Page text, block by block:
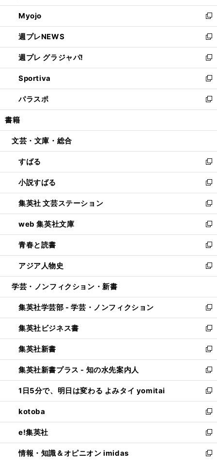
開
く
ウ
で
開
く
ン
ド
ウ
で
開
く
ウ
ィ
ン
ド
ウ
で
開
く
Myojo
新
し
い
ウ
ィ
ン
ド
ウ
で
開
週プレNEWS
新
し
い
ウ
ィ
ン
ド
ウ
開
週プレ グラジャパ!
新
し
い
ウ
ィ
ン
ウ
開
く
Sportiva
新
し
い
ウ
ン
ウ
で
開
く
パラスポ
新
し
ウ
ン
ド
ウ
で
開
く
書籍
文芸・文庫・総合
すばる
新
し
い
ウ
ィ
ン
ド
ウ
で
開
く
小説すばる
新
し
い
ウ
ィ
ン
ド
ウ
で
開
集英社 文芸ステーション
新
し
い
ウ
ィ
ン
ド
ウ
開
く
web 集英社文庫
新
し
い
ウ
ィ
ン
ウ
で
開
く
青春と読書
新
し
い
ウ
ン
ド
ウ
で
開
く
アジア人物史
新
し
ウ
ィ
ン
ド
ウ
で
開
く
学芸・ノンフィクション・新書
集英社学芸部 - 学芸・ノンフィクション
新
し
い
ウ
ィ
ン
ド
ウ
で
開
く
集英社ビジネス書
新
し
い
ウ
ィ
ン
ド
ウ
で
開
く
集英社新書
新
し
い
ウ
ィ
ン
ド
ウ
で
開
く
集英社新書プラス - 知の水先案内人
新
し
い
ウ
ィ
ン
ド
ウ
で
1日5分で、明日は変わる よみタイ yomitai
新
し
い
ウ
ィ
ン
ド
kotoba
新
し
い
ウ
ィ
e!集英社
新
し
い
情報・知識＆オピニオン imidas
新